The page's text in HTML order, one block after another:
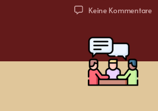
Keine Kommentarezu